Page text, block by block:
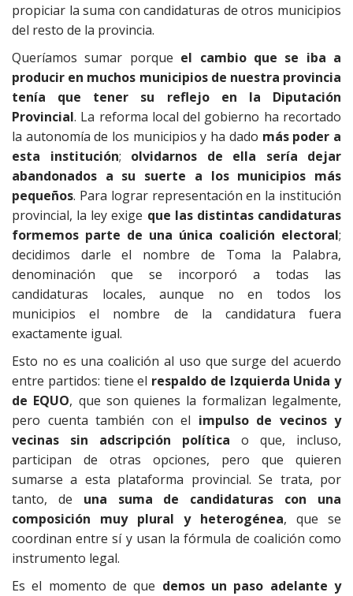
propiciar la suma con candidaturas de otros municipios
del resto de la provincia.
Queríamos sumar porque el cambio que se iba a
producir en muchos municipios de nuestra provincia
tenía que tener su reflejo en la Diputación
Provincial. La reforma local del gobierno ha recortado
la autonomía de los municipios y ha dado más poder a
esta institución; olvidarnos de ella sería dejar
abandonados a su suerte a los municipios más
pequeños. Para lograr representación en la institución
provincial, la ley exige que las distintas candidaturas
formemos parte de una única coalición electoral;
decidimos darle el nombre de Toma la Palabra,
denominación que se incorporó a todas las
candidaturas locales, aunque no en todos los
municipios el nombre de la candidatura fuera
exactamente igual.
Esto no es una coalición al uso que surge del acuerdo
entre partidos: tiene el respaldo de Izquierda Unida y
de EQUO, que son quienes la formalizan legalmente,
pero cuenta también con el impulso de vecinos y
vecinas sin adscripción política o que, incluso,
participan de otras opciones, pero que quieren
sumarse a esta plataforma provincial. Se trata, por
tanto, de una suma de candidaturas con una
composición muy plural y heterogénea, que se
coordinan entre sí y usan la fórmula de coalición como
instrumento legal.
Es el momento de que demos un paso adelante y